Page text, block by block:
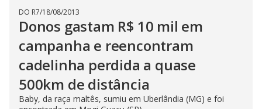
DO R7/18/08/2013
Donos gastam R$ 10 mil em
campanha e reencontram
cadelinha perdida a quase
500km de distância
Baby, da raça maltês, sumiu em Uberlândia (MG) e foi